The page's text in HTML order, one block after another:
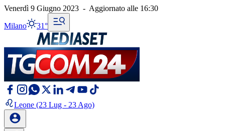
Venerdì 9 Giugno 2023 - Aggiornato alle 16:30
Milano 31°
Leone (23 Lug - 23 Ago)